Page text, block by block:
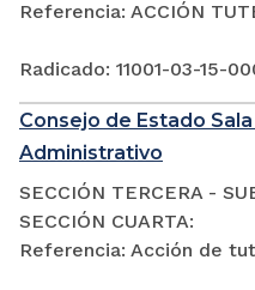
Referencia: ACCIÓN
Radicado: 11001-03-15-
Consejo de Estado
Administrativo
SECCIÓN TERCERA -
SECCIÓN CUARTA:
Referencia: Acción de